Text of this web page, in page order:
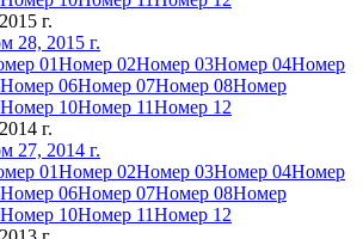
г.
28, 2015 г.
01Номер 02Номер 03Номер 04Номер
Номер 06Номер 07Номер 08Номер
Номер 10Номер 11Номер 12
г.
27, 2014 г.
01Номер 02Номер 03Номер 04Номер
Номер 06Номер 07Номер 08Номер
Номер 10Номер 11Номер 12